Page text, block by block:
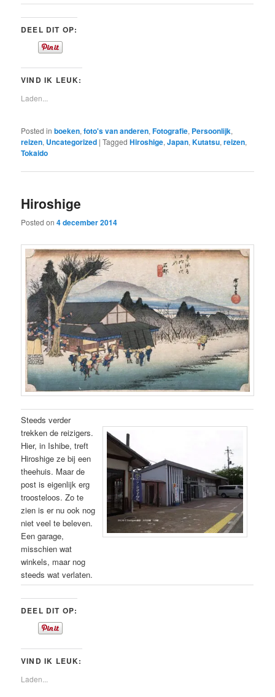
DEEL DIT OP:
VIND IK LEUK:
Laden...
Posted in boeken,foto's van anderen,Fotografie, Persoonlijk,
reizen, Uncategorized |Tagged Hiroshige,Japan,Kutatsu,reizen,
Tokaido
Hiroshige
Posted on4 december 2014
Steeds verder
trekken de reizigers.
Hier, in Ishibe, treft
Hiroshige ze bij een
theehuis. Maar de
post is eigenlijk erg
troosteloos. Zo te
zien is er nu ook nog
niet veel te beleven.
Een garage,
misschien wat
winkels, maar nog
steeds wat verlaten.
DEEL DIT OP:
VIND IK LEUK:
Laden...